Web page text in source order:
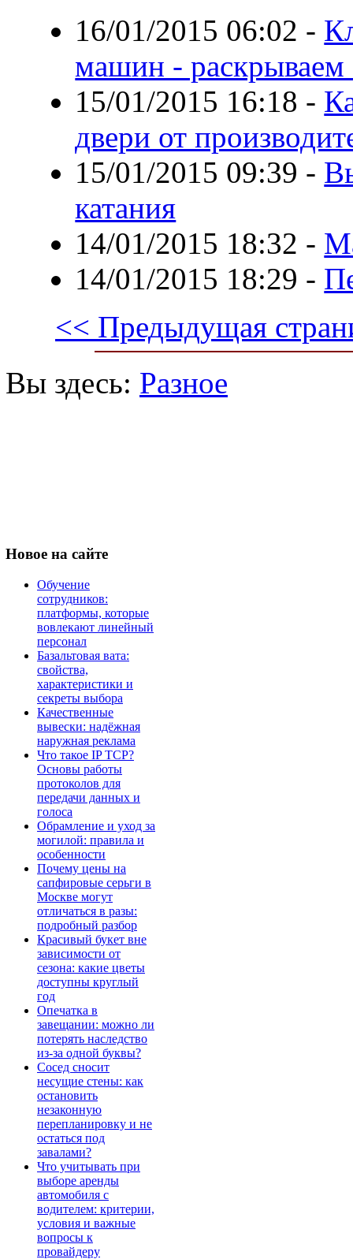
16/01/2015 06:02 -
машин - раскрываем
15/01/2015 16:18 -
двери от
15/01/2015 09:39 -
катания
14/01/2015 18:32 -
14/01/2015 18:29 -
<< Предыдущая
Вы здесь: Разное
Новое на сайте
Обучение
сотрудников:
платформы, которые
вовлекают линейный
персонал
Базальтовая вата:
свойства,
характеристики и
секреты выбора
Качественные
вывески: надёжная
наружная реклама
Что такое IP TCP?
Основы работы
протоколов для
передачи данных и
голоса
Обрамление и уход за
могилой: правила и
особенности
Почему цены на
сапфировые серьги в
Москве могут
отличаться в разы:
подробный разбор
Красивый букет вне
зависимости от
сезона: какие цветы
доступны круглый
год
Опечатка в
завещании: можно ли
потерять наследство
из-за одной буквы?
Сосед сносит
несущие стены: как
остановить
незаконную
перепланировку и не
остаться под
завалами?
Что учитывать при
выборе аренды
автомобиля с
водителем: критерии,
условия и важные
вопросы к
провайдеру